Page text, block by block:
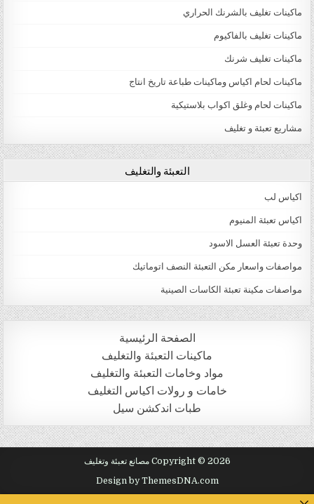
ماكينات تغليف بالشرنك الحراري
ماكينات تغليف بالفاكيوم
ماكينات تغليف شرنك
ماكينات لحام اكياس وماكينات طباعة تاريخ انتاج
ماكينات لحام وغلق اكواب بلاستيكية
مشاريع تعبئة و تغليف
التعبئة والتغليف
اكياس لب
اكياس تعبئة المنيوم
وحدة تعبئة العسل الاسود
مواصفات واسعار مكن التعبئة النصف اتوماتيك
مواصفات مكينة تعبئة الكاسات الصينية
الصفحة الرئيسية
ماكينات التعبئة والتغليف
مواد وخامات التعبئة والتغليف
خامات و رولات اكياس التغليف
طبات اندكشن سيل
Copyright © 2026 مصانع تعبئة وتغليف
Design by ThemesDNA.com